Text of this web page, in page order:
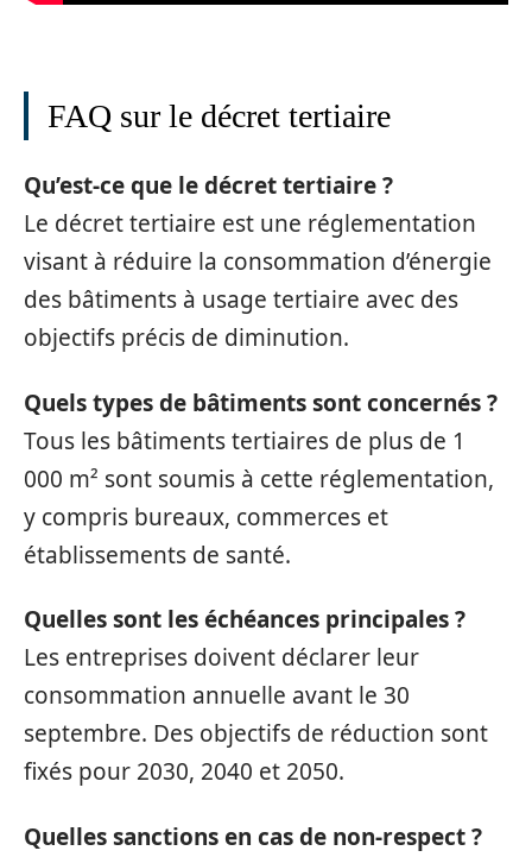
FAQ sur le décret tertiaire
Qu’est-ce que le décret tertiaire ?
Le décret tertiaire est une réglementation
visant à réduire la consommation d’énergie
des bâtiments à usage tertiaire avec des
objectifs précis de diminution.
Quels types de bâtiments sont concernés ?
Tous les bâtiments tertiaires de plus de 1
000 m² sont soumis à cette réglementation,
y compris bureaux, commerces et
établissements de santé.
Quelles sont les échéances principales ?
Les entreprises doivent déclarer leur
consommation annuelle avant le 30
septembre. Des objectifs de réduction sont
fixés pour 2030, 2040 et 2050.
Quelles sanctions en cas de non-respect ?